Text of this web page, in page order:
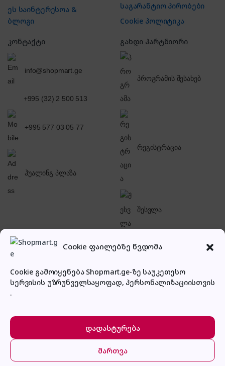
Cookie ფაილებზე წვდომა
Cookie გამოიყენება Shopmart.ge-ზე საუკეთესო
სერვისის უზრუნველსაყოფად, პერსონალიზაციისთვის
.
დადასტურება
მართვა
ეს საინტერესოა &
ბლოგი
საგარანტიო პირობები
Cookie პოლიტიკა
კონტაქტი
info@shopmart.ge
+995 (32) 2 500 513
+995 577 03 05 77
ჰუალინგ პლაზა
გახდი პარტნიორი
პროგრამის შესახებ
რეგისტრაცია
შესვლა
პირადი კაბინეტი
მთავარი კატეგორიები კალათა შესვლა